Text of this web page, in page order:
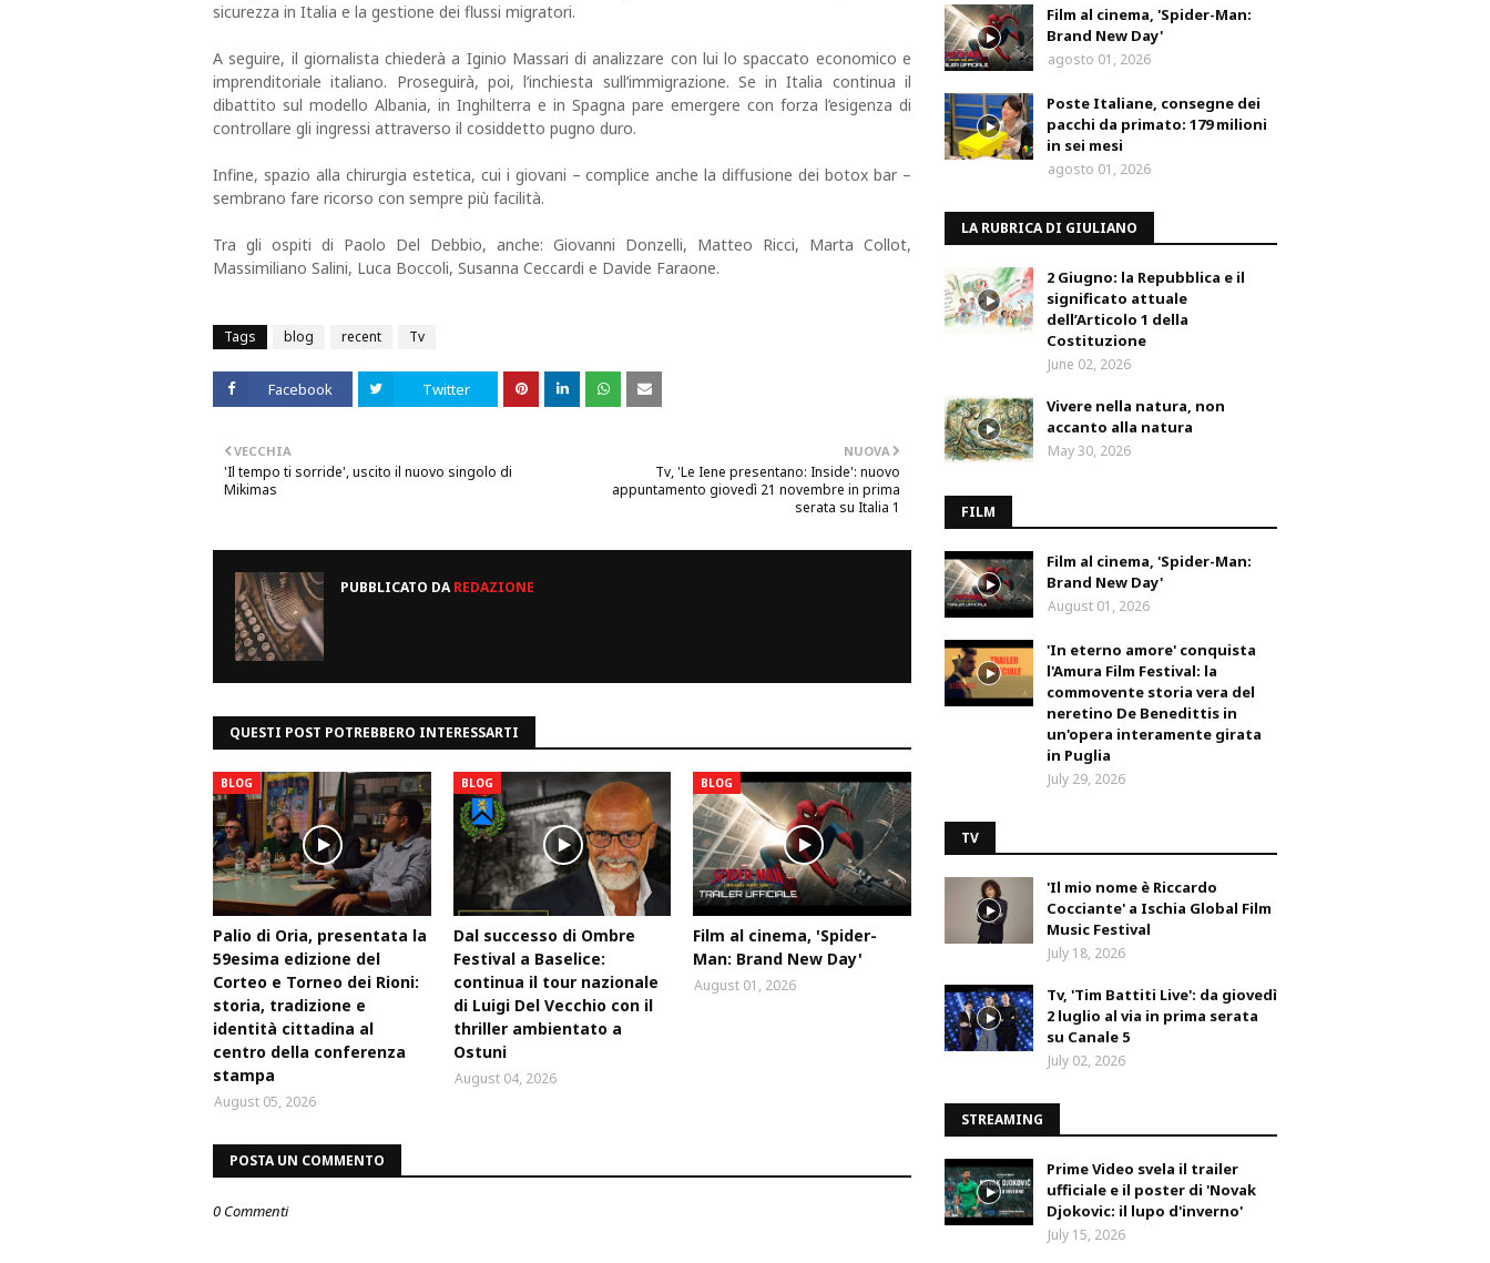
sicurezza in Italia e la gestione dei flussi migratori.
A seguire, il giornalista chiederà a Iginio Massari di analizzare con lui lo spaccato economico e
imprenditoriale italiano. Proseguirà, poi, l’inchiesta sull’immigrazione. Se in Italia continua il
dibattito sul modello Albania, in Inghilterra e in Spagna pare emergere con forza l’esigenza di
controllare gli ingressi attraverso il cosiddetto pugno duro.
Infine, spazio alla chirurgia estetica, cui i giovani – complice anche la diffusione dei botox bar –
sembrano fare ricorso con sempre più facilità.
Tra gli ospiti di Paolo Del Debbio, anche: Giovanni Donzelli, Matteo Ricci, Marta Collot,
Massimiliano Salini, Luca Boccoli, Susanna Ceccardi e Davide Faraone.
Tags blog recent Tv
Facebook Twitter
NUOVA
Tv, 'Le Iene presentano: Inside': nuovo
appuntamento giovedì 21 novembre in prima
serata su Italia 1
VECCHIA
'Il tempo ti sorride', uscito il nuovo singolo di
Mikimas
PUBBLICATO DAREDAZIONE
QUESTI POST POTREBBERO INTERESSARTI
BLOG
Palio di Oria, presentata la
59esima edizione del
Corteo e Torneo dei Rioni:
storia, tradizione e
identità cittadina al
centro della conferenza
stampa
August 05, 2026
BLOG
Dal successo di Ombre
Festival a Baselice:
continua il tour nazionale
di Luigi Del Vecchio con il
thriller ambientato a
Ostuni
August 04, 2026
BLOG
Film al cinema, 'Spider-
Man: Brand New Day'
August 01, 2026
POSTA UN COMMENTO
0 Commenti
Film al cinema, 'Spider-Man:
Brand New Day'
agosto 01, 2026
Poste Italiane, consegne dei
pacchi da primato: 179 milioni
in sei mesi
agosto 01, 2026
LA RUBRICA DI GIULIANO
2 Giugno: la Repubblica e il
significato attuale
dell’Articolo 1 della
Costituzione
June 02, 2026
Vivere nella natura, non
accanto alla natura
May 30, 2026
FILM
Film al cinema, 'Spider-Man:
Brand New Day'
August 01, 2026
'In eterno amore' conquista
l'Amura Film Festival: la
commovente storia vera del
neretino De Benedittis in
un'opera interamente girata
in Puglia
July 29, 2026
TV
'Il mio nome è Riccardo
Cocciante' a Ischia Global Film
Music Festival
July 18, 2026
Tv, 'Tim Battiti Live': da giovedì
2 luglio al via in prima serata
su Canale 5
July 02, 2026
STREAMING
Prime Video svela il trailer
ufficiale e il poster di 'Novak
Djokovic: il lupo d'inverno'
July 15, 2026